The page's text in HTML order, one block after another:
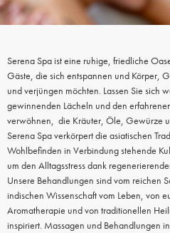
Serena Spa ist eine ruhige, friedliche
Gäste, die sich entspannen und Körper,
und verjüngen möchten. Lassen Sie sich
gewinnenden Lächeln und den
verwöhnen, die Kräuter, Öle, Gewürze
Serena Spa verkörpert die asiatischen
Wohlbefinden in Verbindung stehende
um den Alltagsstress dank
Unsere Behandlungen sind vom reichen
indischen Wissenschaft vom Leben, von
Aromatherapie und von traditionellen
inspiriert. Massagen und Behandlungen